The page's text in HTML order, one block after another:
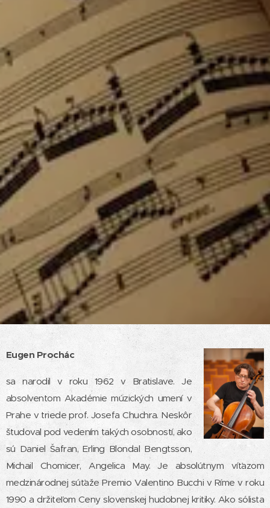
Eugen Prochác
sa narodil v roku 1962 v Bratislave. Je
absolventom Akadémie múzických umení v
Prahe v triede prof. Josefa Chuchra. Neskôr
študoval pod vedením takých osobností, ako
sú Daniel Šafran, Erling Blondal Bengtsson,
Michail Chomicer, Angelica May. Je absolútnym víťazom
medzinárodnej súťaže Premio Valentino Bucchi v Ríme v roku
1990 a držiteľom Ceny slovenskej hudobnej kritiky. Ako sólista